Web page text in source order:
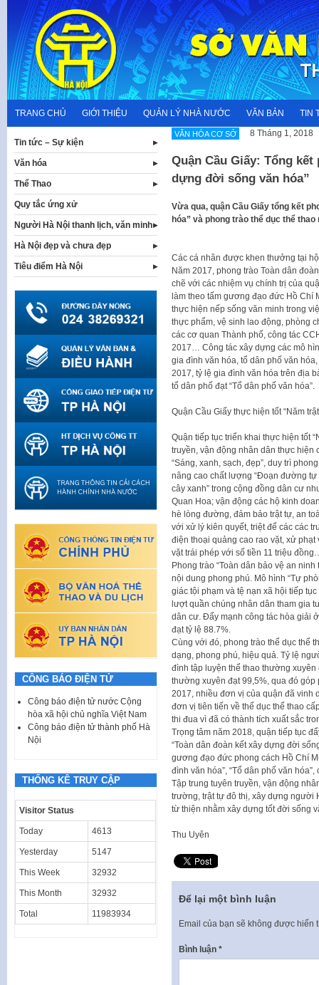
content
TRANG CHỦ GIỚI THIỆU QUẢN LÝ NHÀ NƯỚC VĂN BẢN TIN
VĂN HÓA CƠ SỞ 8 Tháng 1, 2018
Quận Cầu Giấy: Tổng
dựng đời sống văn hóa”
Vừa qua, quận Cầu Giấy tổng kết
hóa” và phong trào thể dục thể thao
Các cá nhân được khen thưởng tại
Năm 2017, phong trào Toàn dân
chẽ với các nhiệm vụ chính trị của
làm theo tấm gương đạo đức Hồ Chí
thực hiện nếp sống văn minh trong
thực phẩm, vệ sinh lao động, phòng
các cơ quan Thành phố, công tác
2017… Công tác xây dựng các mô
gia đình văn hóa, tổ dân phố văn
2017, tỷ lệ gia đình văn hóa trên địa
tổ dân phố đạt “Tổ dân phố văn hóa”.
Quận Cầu Giấy thực hiện tốt “Năm
Quận tiếp tục triển khai thực hiện tốt
truyền, vận động nhân dân thực
“Sáng, xanh, sạch, đẹp”, duy trì
nâng cao chất lượng “Đoạn đường tự
cây xanh” trong cộng đồng dân cư
Quan Hoa; vận động các hộ kinh
hè lòng đường, đảm bảo trật tự, an
với xử lý kiên quyết, triệt để các các
điện thoại quảng cao rao vặt, xử
vặt trái phép với số tiền 11 triệu
Phong trào “Toàn dân bảo vệ an
nội dung phong phú. Mô hình “Tự
giác tội phạm và tệ nạn xã hội tiếp
lượt quần chúng nhân dân tham gia
dân cư. Đẩy mạnh công tác hòa giải
đạt tỷ lệ 88.7%.
Cùng với đó, phong trào thể dục thể
dạng, phong phú, hiệu quả. Tỷ lệ
đình tập luyện thể thao thường
thường xuyên đạt 99,5%, qua đó
2017, nhiều đơn vị của quận đã vinh
đơn vị tiên tiến về thể dục thể thao
thi đua vì đã có thành tích xuất sắc
Trọng tâm năm 2018, quận tiếp tục
“Toàn dân đoàn kết xây dựng đời
gương đạo đức phong cách Hồ Chí
đình văn hóa”, “Tổ dân phố văn
Tập trung tuyên truyền, vận động
trường, trật tự đô thị, xây dựng người
từ thiện nhằm xây dựng tốt đời sống
Thu Uyên
Để lại một bình luận
Email của bạn sẽ không được hiển
Bình luận *
Tin tức – Sự kiện
Văn hóa
Thể Thao
Quy tắc ứng xử
Người Hà Nội thanh lịch, văn minh
Hà Nội đẹp và chưa đẹp
Tiêu điểm Hà Nội
CÔNG BÁO ĐIỆN TỬ
Công báo điện tử nước Cộng
hòa xã hội chủ nghĩa Việt Nam
Công báo điện tử thành phố Hà
Nội
THỐNG KÊ TRUY CẬP
Visitor Status
Today 4613
Yesterday 5147
This Week 32932
This Month 32932
Total 11983934